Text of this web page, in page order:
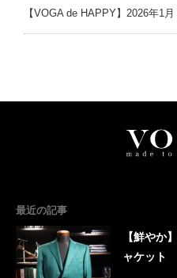
【VOGA de HAPPY】2026年1
最近の記事
【鮮やか
ャケット